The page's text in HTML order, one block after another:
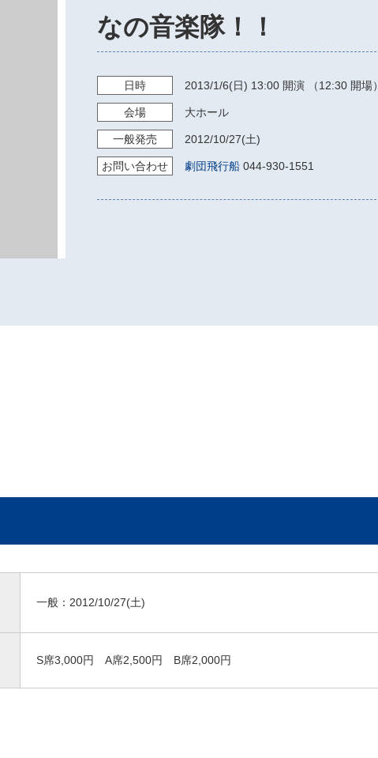
なの音楽隊！！
日時 2013/1/6(日) 13:00 開演 （12:30 開場）
会場 大ホール
一般発売 2012/10/27(土)
お問い合わせ 劇団飛行船 044-930-1551
一般： 2012/10/27(土)
S席3,000円 A席2,500円 B席2,000円